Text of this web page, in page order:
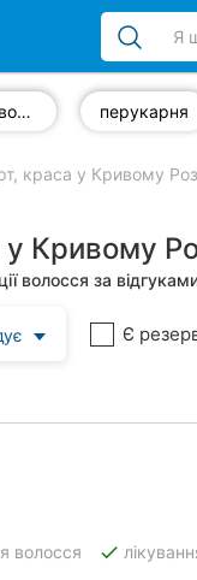
фарбування волосся перукарня
краса у Кривому
Кривому
волосся за
Є
волосся done